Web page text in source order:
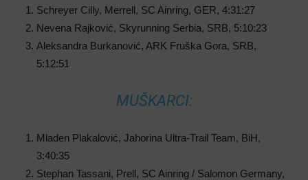
Schreyer Cilly, Merrell, SC Ainring, GER, 4:31:27
Nevena Rajković, Skyrunning Serbia, SRB, 5:10:23
Aleksandra Burkanović, ARK Fruška Gora, SRB,
5:12:51
MUŠKARCI:
Mladen Plakalović, Jahorina Ultra-Trail Team, BiH,
3:40:35
Stephan Tassani, Prell, SC Ainring / Salomon Germany,